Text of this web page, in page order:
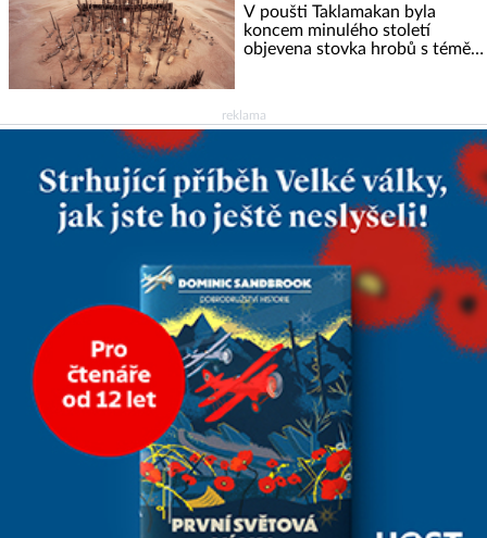
V poušti Taklamakan byla
koncem minulého století
objevena stovka hrobů s téměř
přitom vědce zaujal hrob
modrou filcovou čapkou, z níž
se draly blonďaté vlásky. Fakt,
že jsou těla dávných lidí
nesmírně dobře zachovalá,
přičítají odborníci zdejším
klimatickým podmínkám.
Sucho, prosolené písky a
extrémně
reklama